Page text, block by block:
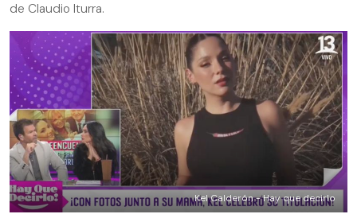
de Claudio Iturra.
Kel Calderón - Hay que decirlo